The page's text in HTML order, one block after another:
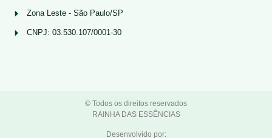
Zona Leste - São Paulo/SP
CNPJ: 03.530.107/0001-30
© Todos os direitos reservados
RAINHA DAS ESSÊNCIAS
Desenvolvido por: